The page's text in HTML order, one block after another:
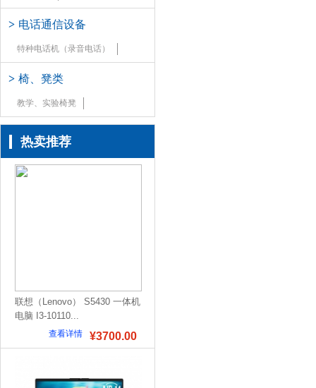
> 电话通信设备
特种电话机（录音电话）
> 椅、凳类
教学、实验椅凳
热卖推荐
联想（Lenovo） S5430 一体机
电脑 I3-10110...
¥3700.00
查看详情